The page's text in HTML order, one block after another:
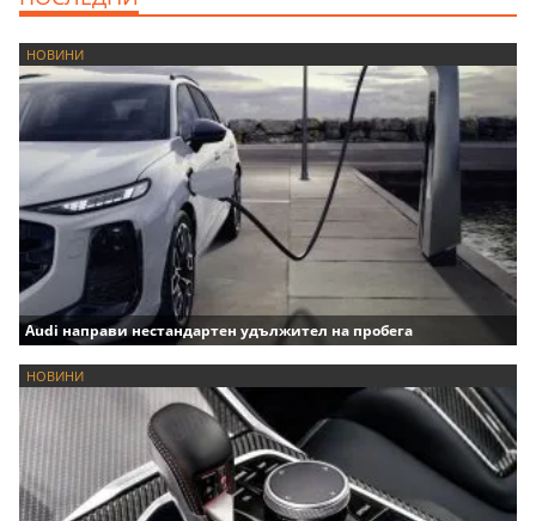
НОВИНИ
Audi направи нестандартен удължител на пробега
НОВИНИ